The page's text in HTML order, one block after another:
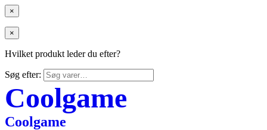
×
×
Hvilket produkt leder du efter?
Søg efter:
Coolgame
Coolgame